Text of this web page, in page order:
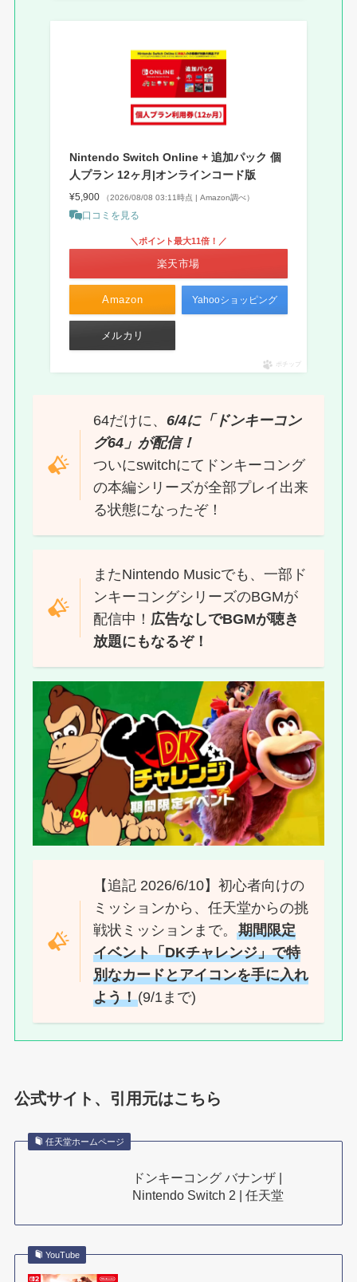
Nintendo Switch Online + 追加パック 個
人プラン 12ヶ月|オンラインコード版
¥5,900 （2026/08/08 03:11時点 | Amazon調べ）
口コミを見る
Amazon
＼ポイント最大11倍！／
楽天市場
Yahooショッピング
メルカリ
ポチップ
64だけに、6/4に「ドンキーコン
グ64」が配信！
ついにswitchにてドンキーコング
の本編シリーズが全部プレイ出来
る状態になったぞ！
またNintendo Musicでも、一部ド
ンキーコングシリーズのBGMが
配信中！ 広告なしでBGMが聴き
放題にもなるぞ！
【追記 2026/6/10】初心者向けの
ミッションから、任天堂からの挑
戦状ミッションまで。期間限定
イベント「DKチャレンジ」で特
別なカードとアイコンを手に入れ
よう！(9/1まで)
公式サイト、引用元はこちら
任天堂ホームページ
ドンキーコング バナンザ |
Nintendo Switch 2 | 任天堂
YouTube